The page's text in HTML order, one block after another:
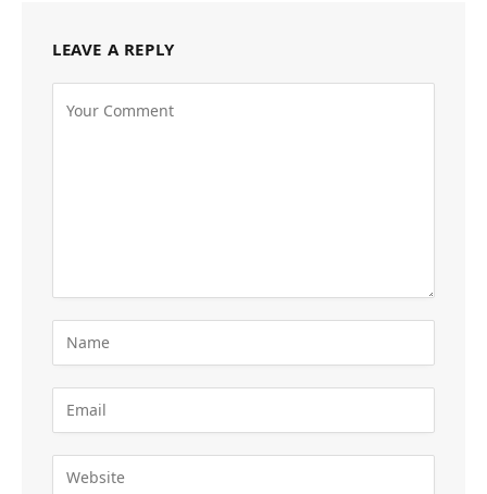
LEAVE A REPLY